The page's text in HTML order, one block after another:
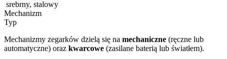
srebrny, stalowy
Mechanizm
Typ
Mechanizmy zegarków dzielą się na mechaniczne (ręczne lub
automatyczne) oraz kwarcowe (zasilane baterią lub światłem).